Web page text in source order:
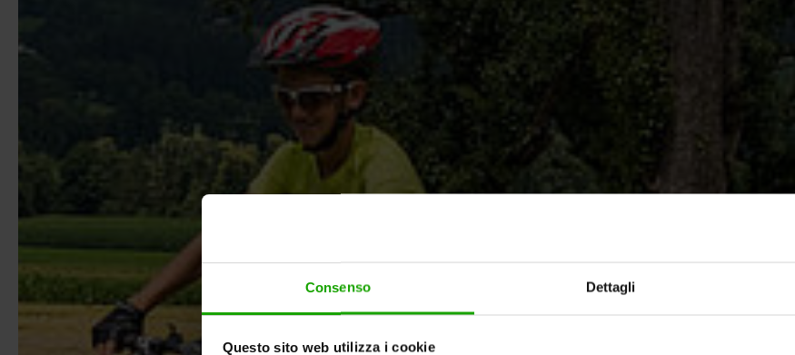
Consenso Dettagli
Questo sito web utilizza i cookie